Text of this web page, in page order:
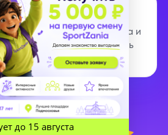
контакты
для вашего ребенка и
ее забронировать
до 15 августа